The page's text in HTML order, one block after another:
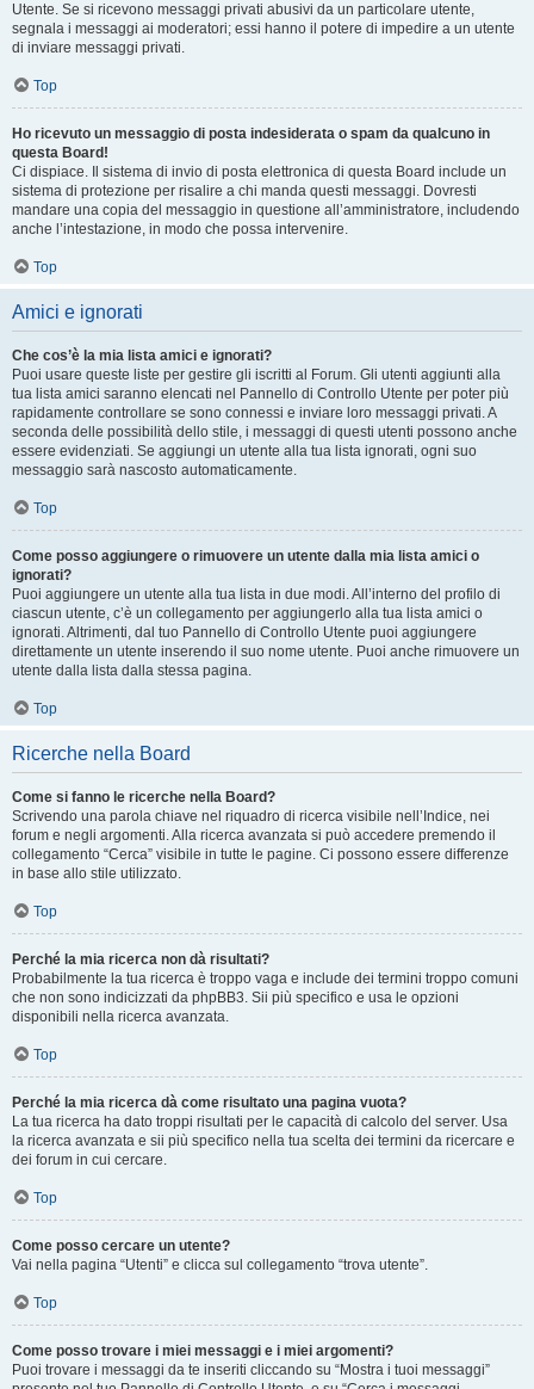
Utente. Se si ricevono messaggi privati ​​abusivi da un particolare utente,
segnala i messaggi ai moderatori; essi hanno il potere di impedire a un utente
di inviare messaggi privati​​.
Top
Ho ricevuto un messaggio di posta indesiderata o spam da qualcuno in
questa Board!
Ci dispiace. Il sistema di invio di posta elettronica di questa Board include un
sistema di protezione per risalire a chi manda questi messaggi. Dovresti
mandare una copia del messaggio in questione all’amministratore, includendo
anche l’intestazione, in modo che possa intervenire.
Top
Amici e ignorati
Che cos’è la mia lista amici e ignorati?
Puoi usare queste liste per gestire gli iscritti al Forum. Gli utenti aggiunti alla
tua lista amici saranno elencati nel Pannello di Controllo Utente per poter più
rapidamente controllare se sono connessi e inviare loro messaggi privati. A
seconda delle possibilità dello stile, i messaggi di questi utenti possono anche
essere evidenziati. Se aggiungi un utente alla tua lista ignorati, ogni suo
messaggio sarà nascosto automaticamente.
Top
Come posso aggiungere o rimuovere un utente dalla mia lista amici o
ignorati?
Puoi aggiungere un utente alla tua lista in due modi. All’interno del profilo di
ciascun utente, c’è un collegamento per aggiungerlo alla tua lista amici o
ignorati. Altrimenti, dal tuo Pannello di Controllo Utente puoi aggiungere
direttamente un utente inserendo il suo nome utente. Puoi anche rimuovere un
utente dalla lista dalla stessa pagina.
Top
Ricerche nella Board
Come si fanno le ricerche nella Board?
Scrivendo una parola chiave nel riquadro di ricerca visibile nell’Indice, nei
forum e negli argomenti. Alla ricerca avanzata si può accedere premendo il
collegamento “Cerca” visibile in tutte le pagine. Ci possono essere differenze
in base allo stile utilizzato.
Top
Perché la mia ricerca non dà risultati?
Probabilmente la tua ricerca è troppo vaga e include dei termini troppo comuni
che non sono indicizzati da phpBB3. Sii più specifico e usa le opzioni
disponibili nella ricerca avanzata.
Top
Perché la mia ricerca dà come risultato una pagina vuota?
La tua ricerca ha dato troppi risultati per le capacità di calcolo del server. Usa
la ricerca avanzata e sii più specifico nella tua scelta dei termini da ricercare e
dei forum in cui cercare.
Top
Come posso cercare un utente?
Vai nella pagina “Utenti” e clicca sul collegamento “trova utente”.
Top
Come posso trovare i miei messaggi e i miei argomenti?
Puoi trovare i messaggi da te inseriti cliccando su “Mostra i tuoi messaggi”